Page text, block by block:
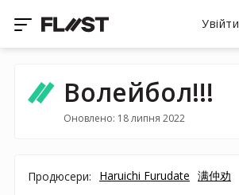
Увійти
Волейбол!!!
Оновлено: 18 липня 2022
Продюсери: Haruichi Furudate 满仲劝